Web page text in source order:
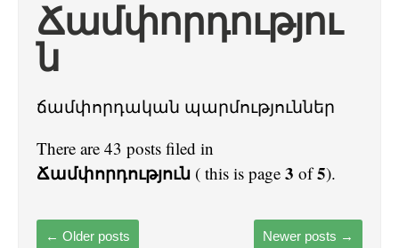
Ճամփորդությու
ն
ճամփորդական պարմություններ
There are 43 posts filed in
Ճամփորդություն ( this is page 3 of5).
← Older posts Newer posts →